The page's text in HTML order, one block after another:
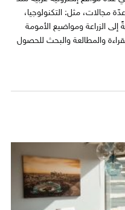
عدّة مجالات، مثل: التكنولوجيا،
إلى الزراعة ومواضيع الأمومة
والمطالعة والبحث للحصول